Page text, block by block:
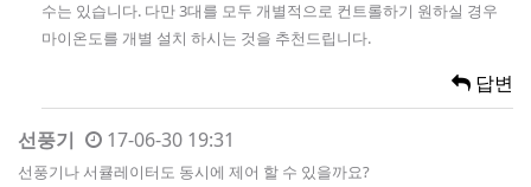
수는 있습니다. 다만 3대를 모두 개별적으로 컨트롤하기 원하실 경우
마이온도를 개별 설치 하시는 것을 추천드립니다.
답변
선풍기 17-06-30 19:31
선풍기나 서큘레이터도 동시에 제어 할 수 있을까요?